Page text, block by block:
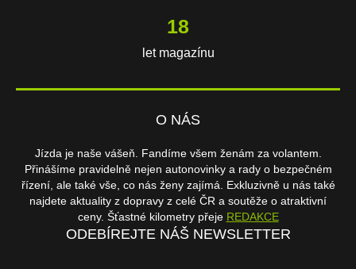
18
let magazínu
O NÁS
Jízda je naše vášeň. Fandíme všem ženám za volantem.
Přinášíme pravidelně nejen autonovinky a rady o bezpečném
řízení, ale také vše, co nás ženy zajímá. Exkluzivně u nás také
najdete aktuality z dopravy z celé ČR a soutěže o atraktivní
ceny. Šťastné kilometry přeje REDAKCE
ODEBÍREJTE NÁŠ NEWSLETTER